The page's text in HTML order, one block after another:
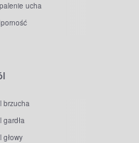
ucha
brzucha
gardła
głowy